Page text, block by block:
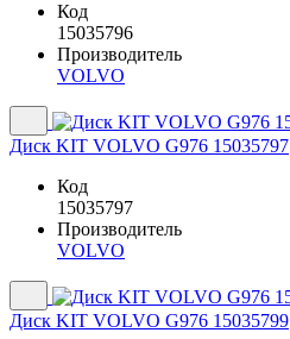
Код
15035796
Производитель
VOLVO
Диск KIT VOLVO G976 15035797
Код
15035797
Производитель
VOLVO
Диск KIT VOLVO G976 15035799